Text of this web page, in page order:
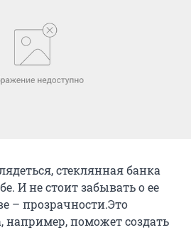
стеклянная банка
И не стоит забывать о ее
– прозрачности.Это
например, поможет создать